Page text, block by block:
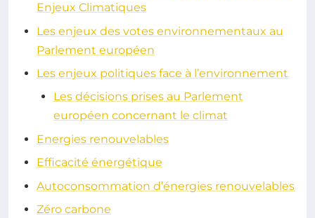
Enjeux Climatiques
Les enjeux des votes environnementaux au
Parlement européen
Les enjeux politiques face à l’environnement
Les décisions prises au Parlement
européen concernant le climat
Energies renouvelables
Efficacité énergétique
Autoconsommation d’énergies renouvelables
Zéro carbone